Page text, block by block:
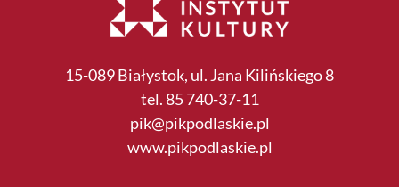
15-089 Białystok, ul. Jana Kilińskiego 8
tel. 85 740-37-11
pik@pikpodlaskie.pl
www.pikpodlaskie.pl